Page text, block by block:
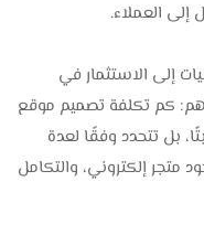
إلى العملاء.
الصيدليات إلى الاستثمار في
كم تكلفة تصميم موقع
ثابتًا، بل تتحدد وفقًا لعدة
متجر إلكتروني، والتكامل